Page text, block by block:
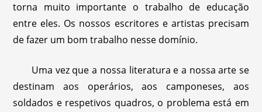
torna muito importante o trabalho de educação
entre eles. Os nossos escritores e artistas precisam
de fazer um bom trabalho nesse domínio.
Uma vez que a nossa literatura e a nossa arte se
destinam aos operários, aos camponeses, aos
soldados e respetivos quadros, o problema está em